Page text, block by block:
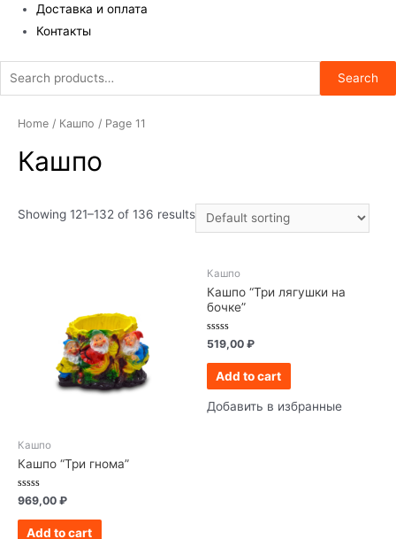
Доставка и оплата
Контакты
Search
for:
Search
Home / Кашпо / Page 11
Кашпо
Showing 121–132 of 136 results
Кашпо
Кашпо “Три гнома”
Rated
0
out
969,00 ₽
Add to cart
Кашпо
Кашпо “Три лягушки на
бочке”
Rated
0
out
519,00 ₽
Add to cart
Добавить в избранные